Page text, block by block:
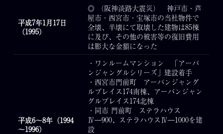
平成7年1月17日
（1995）
◎ （阪神淡路大震災） 神戸市・芦
屋市・西宮市・宝塚市の当社物件で
全壊、半壊にて取壊した建物は85棟
に及び、その他の被害等の復旧費用
は膨大な金額になった
平成6～8年（1994
～1996）
・ワンルームマンション 「アーバ
ンジャングルシリーズ」建設着手
・西宮市門前町 アーバンジャング
ルプレイス174南棟、アーバンジャン
グルプレイス174北棟
・同市 門前町 ステラハウス
Ⅳ―900、ステラハウスⅣ―1000を建
設